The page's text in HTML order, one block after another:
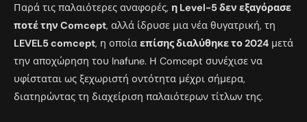
Παρά τις παλαιότερες αναφορές, η Level-5 δεν εξαγόρασε
ποτέ την Comcept, αλλά ίδρυσε μια νέα θυγατρική, τη
LEVEL5 comcept, η οποία επίσης διαλύθηκε το 2024 μετά
την αποχώρηση του Inafune. Η Comcept συνέχισε να
υφίσταται ως ξεχωριστή οντότητα μέχρι σήμερα,
διατηρώντας τη διαχείριση παλαιότερων τίτλων της.